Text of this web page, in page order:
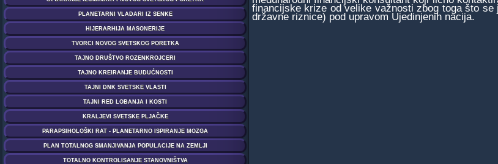
financijske krize od velike važnosti zbog toga što
državne riznice) pod upravom Ujedinjenih nacija.